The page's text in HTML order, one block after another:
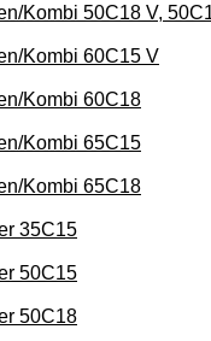
Kombi 50C18 V,
Kombi 60C15 V
Kombi 60C18
Kombi 65C15
Kombi 65C18
35C15
50C15
50C18